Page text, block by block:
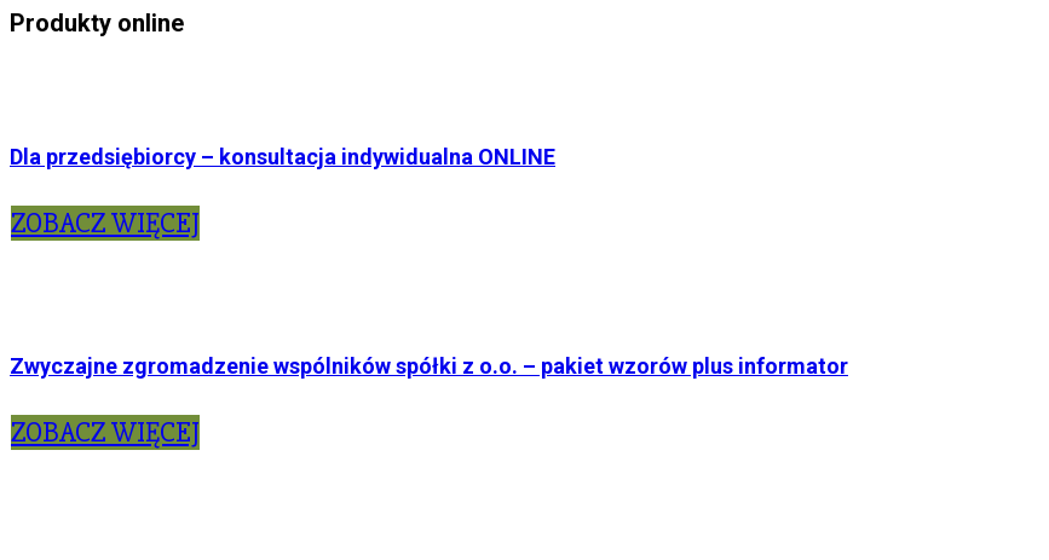
Produkty online
Dla przedsiębiorcy – konsultacja indywidualna ONLINE
ZOBACZ WIĘCEJ
Zwyczajne zgromadzenie wspólników spółki z o.o. – pakiet wzorów plus informator
ZOBACZ WIĘCEJ